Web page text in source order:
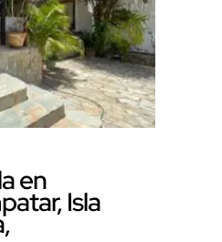
Coll, en
un oasis de
a […]
en
Isla